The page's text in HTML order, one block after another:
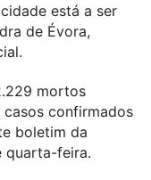
está a ser
de Évora,
mortos
casos confirmados
boletim da
quarta-feira.